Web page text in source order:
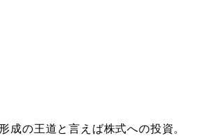
成の王道と言えば株式への投資。